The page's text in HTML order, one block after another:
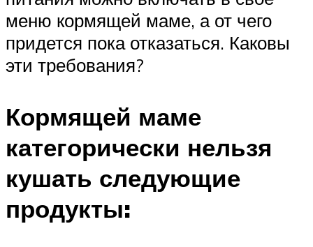
меню кормящей маме, а от чего
придется пока отказаться. Каковы
эти требования?
Кормящей маме
категорически нельзя
кушать следующие
продукты: